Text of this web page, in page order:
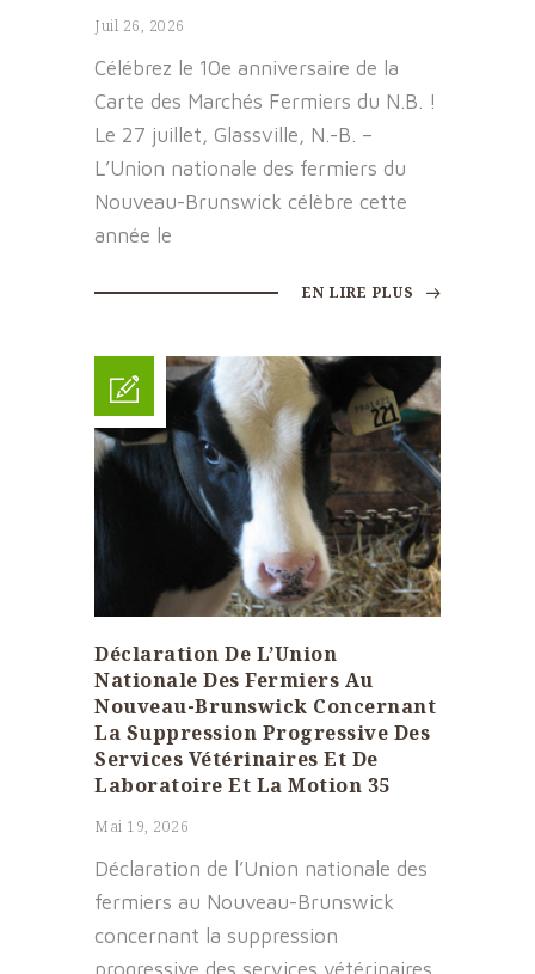
Juil 26, 2026
Célébrez le 10e anniversaire de la
Carte des Marchés Fermiers du N.B. !
Le 27 juillet, Glassville, N.-B. –
L’Union nationale des fermiers du
Nouveau-Brunswick célèbre cette
année le
EN LIRE PLUS
Déclaration De L’Union
Nationale Des Fermiers Au
Nouveau-Brunswick Concernant
La Suppression Progressive Des
Services Vétérinaires Et De
Laboratoire Et La Motion 35
Mai 19, 2026
Déclaration de l’Union nationale des
fermiers au Nouveau-Brunswick
concernant la suppression
progressive des services vétérinaires